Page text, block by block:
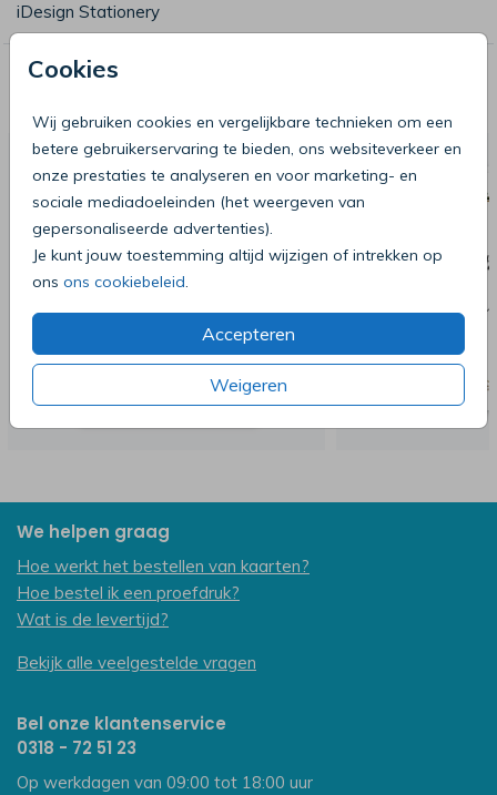
Cookies
Wij gebruiken cookies en vergelijkbare technieken om een
betere gebruikerservaring te bieden, ons websiteverkeer en
onze prestaties te analyseren en voor marketing- en
sociale mediadoeleinden (het weergeven van
gepersonaliseerde advertenties).
Je kunt jouw toestemming altijd wijzigen of intrekken op
ons ons cookiebeleid
Accepteren
Weigeren
iDesign Stationery
Deze producten zijn wellicht ook iets
voor je
We helpen graag
Hoe werkt het bestellen van kaarten?
Hoe bestel ik een proefdruk?
Wat is de levertijd?
Bekijk alle veelgestelde vragen
Bel onze klantenservice
0318 - 72 51 23
Op werkdagen van 09:00 tot 18:00 uur